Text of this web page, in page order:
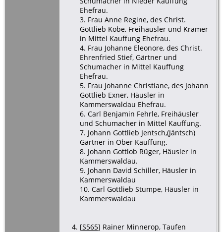
Ehefrau.
3. Frau Anne Regine, des Christ.
Gottlieb Köbe, Freihäusler und Kramer
in Mittel Kauffung Ehefrau.
4. Frau Johanne Eleonore, des Christ.
Ehrenfried Stief, Gärtner und
Schumacher in Mittel Kauffung
Ehefrau.
5. Frau Johanne Christiane, des Johann
Gottlieb Exner, Häusler in
Kammerswaldau Ehefrau.
6. Carl Benjamin Fehrle, Freihäusler
und Schumacher in Mittel Kauffung.
7. Johann Gottlieb Jentsch,(Jäntsch)
Gärtner in Ober Kauffung.
8. Johann Gottlob Rüger, Häusler in
Kammerswaldau.
9. Johann David Schiller, Häusler in
Kammerswaldau
10. Carl Gottlieb Stumpe, Häusler in
Kammerswaldau
[S565] Rainer Minnerop, Taufen